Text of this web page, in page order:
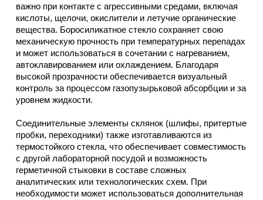
важно при контакте с агрессивными средами, включая
кислоты, щелочи, окислители и летучие органические
вещества. Боросиликатное стекло сохраняет свою
механическую прочность при температурных перепадах
и может использоваться в сочетании с нагреванием,
автоклавированием или охлаждением. Благодаря
высокой прозрачности обеспечивается визуальный
контроль за процессом газопузырьковой абсорбции и за
уровнем жидкости.
Соединительные элементы склянок (шлифы, притертые
пробки, переходники) также изготавливаются из
термостойкого стекла, что обеспечивает совместимость
с другой лабораторной посудой и возможность
герметичной стыковки в составе сложных
аналитических или технологических схем. При
необходимости может использоваться дополнительная